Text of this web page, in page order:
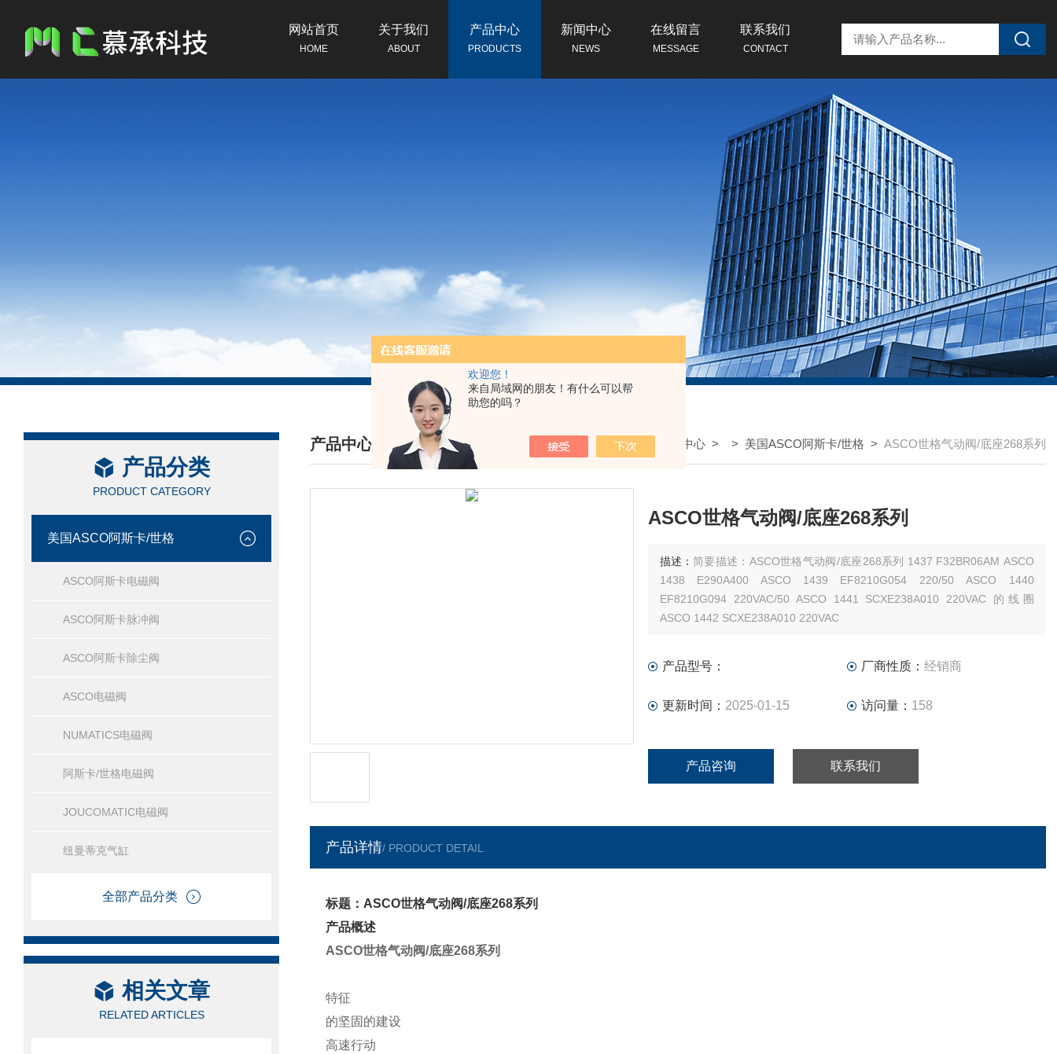
欢迎您！
来自局域网的朋友！有什么可以帮
助您的吗？
网站首页
HOME
关于我们
ABOUT
产品中心
PRODUCTS
新闻中心
NEWS
在线留言
MESSAGE
联系我们
CONTACT
产品分类
PRODUCT CATEGORY
美国ASCO阿斯卡/世格
ASCO阿斯卡电磁阀
ASCO阿斯卡脉冲阀
ASCO阿斯卡除尘阀
ASCO电磁阀
NUMATICS电磁阀
阿斯卡/世格电磁阀
JOUCOMATIC电磁阀
纽曼蒂克气缸
全部产品分类
相关文章
RELATED ARTICLES
产品中心
/ PRODUCTS CENTER
我的位置：首页 产品中心 > > 美国ASCO阿斯卡/世格 > ASCO世格气动阀/底座268系列
ASCO世格气动阀/底座268系列
描述： 简要描述：ASCO世格气动阀/底座268系列 1437 F32BR06AM ASCO
1438 E290A400 ASCO 1439 EF8210G054 220/50 ASCO 1440
EF8210G094 220VAC/50 ASCO 1441 SCXE238A010 220VAC 的线圈
ASCO 1442 SCXE238A010 220VAC
产品型号： 厂商性质： 经销商
更新时间： 2025-01-15 访问量： 158
产品咨询 联系我们
产品详情/ PRODUCT DETAIL
标题：ASCO世格气动阀/底座268系列
产品概述
ASCO世格气动阀/底座268系列
特征
的坚固的建设
高速行动